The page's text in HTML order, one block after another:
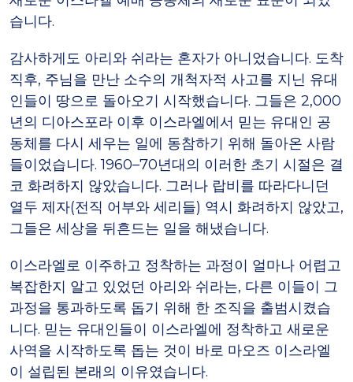
습니다.
감사하게도 아리와 쉬라는 혼자가 아니었습니다. 도착
직후, 주님을 만난 소수의 개척자적 사고를 지닌 유대
인들이 땅으로 돌아오기 시작했습니다. 그들은 2,000
년의 디아스포라 이후 이스라엘에서 믿는 유대인 공
동체를 다시 세우는 일에 동참하기 위해 돌아온 사람
들이었습니다. 1960–70년대의 이러한 초기 시절은 결
코 화려하지 않았습니다. 그러나 랍비를 따라다니던
열두 제자(전직 어부와 세리들) 역시 화려하지 않았고,
그들은 세상을 뒤흔드는 일을 해냈습니다.
이스라엘로 이주하고 정착하는 과정이 얼마나 어렵고
복잡한지 알고 있었던 아리와 쉬라는, 다른 이들이 그
과정을 통과하도록 돕기 위해 한 조직을 출범시켰습
니다. 믿는 유대인들이 이스라엘에 정착하고 새로운
사역을 시작하도록 돕는 것이 바로 마오즈 이스라엘
이 설립된 본래의 이유였습니다.